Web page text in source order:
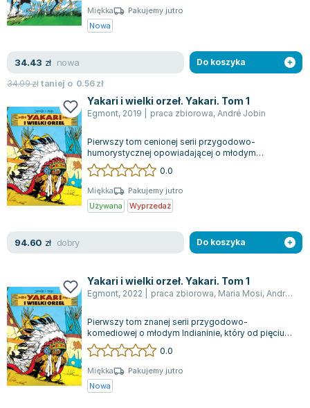
Miękka
Pakujemy jutro
Nowa
34.43 zł nowa
34.99złtaniej o 0.56zł
Do koszyka
Yakari i wielki orzeł. Yakari. Tom 1
Egmont, 2019 praca zbiorowa, André Jobin
Pierwszy tom cenionej serii przygodowo-
humorystycznej opowiadającej o młodym
Indianinie z plemienia Siuksów cieszy się
popularnośc...
0.0
Miękka
Pakujemy jutro
Używana
Wyprzedaż
94.60 zł dobry Do koszyka
Yakari i wielki orzeł. Yakari. Tom 1
Egmont, 2022 praca zbiorowa, Maria Mosi, André Jobin
Pierwszy tom znanej serii przygodowo-
komediowej o młodym Indianinie, który od pięciu
dekad cieszy się niesłabnącą popularnością. C...
0.0
Miękka
Pakujemy jutro
Nowa